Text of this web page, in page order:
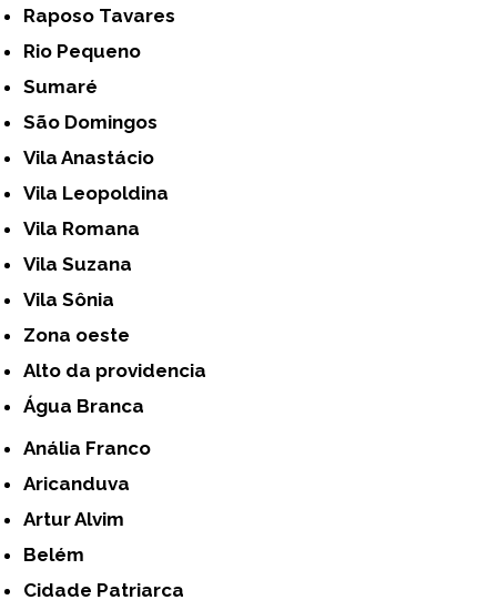
Raposo Tavares
Rio Pequeno
Sumaré
São Domingos
Vila Anastácio
Vila Leopoldina
Vila Romana
Vila Suzana
Vila Sônia
Zona oeste
alto da providencia
Água Branca
Anália Franco
Aricanduva
Artur Alvim
Belém
Cidade Patriarca